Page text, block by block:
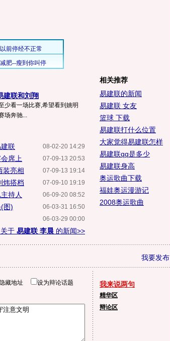
建联和刘翔
少看一场比赛,希望看到姚明
场奔驰...
08-02-20 14:29
联
07-09-13 20:53
席上
07-09-13 19:14
装亮相
07-09-10 19:19
炜搭档
06-09-20 08:52
持人
06-03-31 16:50
图)
06-03-29 00:00
于 易建联 李晨 的新闻>>
相关推荐
易建联的新闻
易建联 女友
篮球 下载
易建联打什么位置
大家觉得易建联怎样
易建联qq是多少
易建联身高
奥运歌曲下载
福娃奥运漫游记
2008奥运歌曲
我要发布
藏地址 设为辩论话题 我来说两句
精华区
辩论区